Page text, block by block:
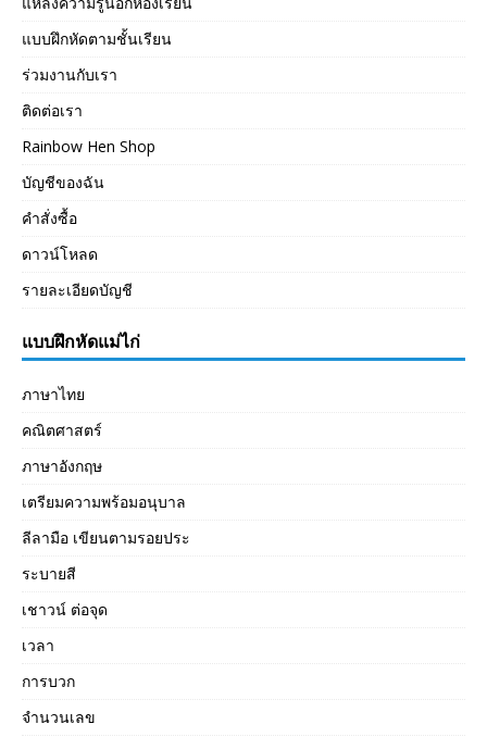
แบบฝึกหัดตามชั้นเรียน
ร่วมงานกับเรา
ติดต่อเรา
Rainbow Hen Shop
บัญชีของฉัน
คำสั่งซื้อ
ดาวน์โหลด
รายละเอียดบัญชี
แบบฝึกหัดแม่ไก่
ภาษาไทย
คณิตศาสตร์
ภาษาอังกฤษ
เตรียมความพร้อมอนุบาล
ลีลามือ เขียนตามรอยประ
ระบายสี
เชาวน์ ต่อจุด
เวลา
การบวก
จำนวนเลข